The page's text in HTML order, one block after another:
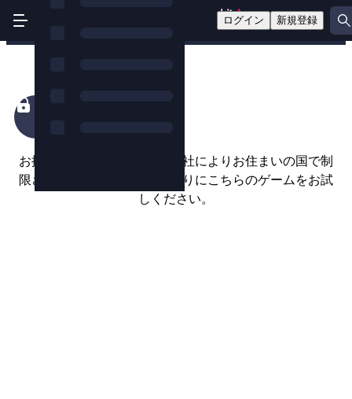
ログイン 新規登録
King Colossus
お探しのゲームは、ゲーム会社によりお住まいの国で制
限されているようです。代わりにこちらのゲームをお試
しください。